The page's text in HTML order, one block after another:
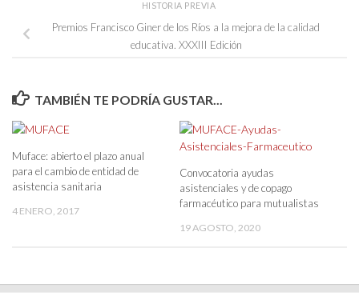
HISTORIA PREVIA
Premios Francisco Giner de los Ríos a la mejora de la calidad
educativa. XXXIII Edición
TAMBIÉN TE PODRÍA GUSTAR...
Muface: abierto el plazo anual
para el cambio de entidad de
asistencia sanitaria
4 ENERO, 2017
Convocatoria ayudas
asistenciales y de copago
farmacéutico para mutualistas
19 AGOSTO, 2020